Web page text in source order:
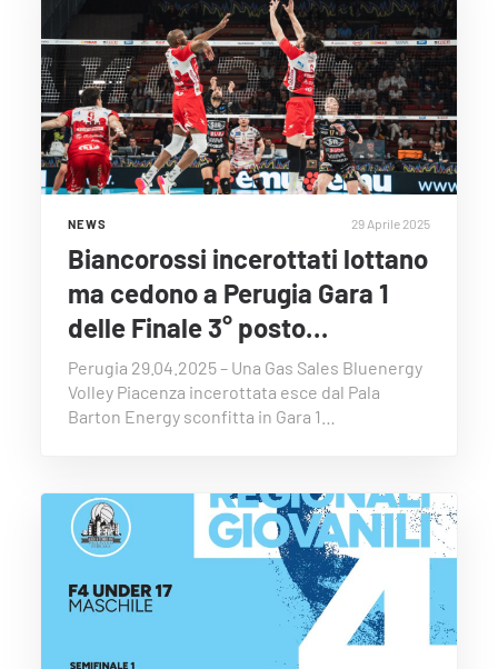
NEWS 29 Aprile 2025
Biancorossi incerottati lottano
ma cedono a Perugia Gara 1
delle Finale 3° posto…
Perugia 29.04.2025 – Una Gas Sales Bluenergy
Volley Piacenza incerottata esce dal Pala
Barton Energy sconfitta in Gara 1…